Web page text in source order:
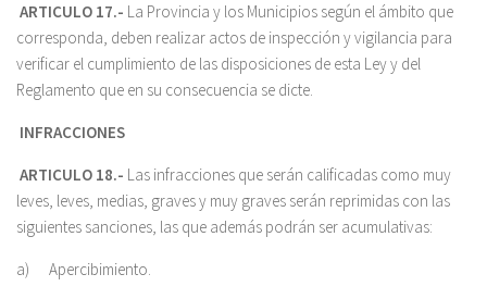
ARTICULO 17.- La Provincia y los Municipios según el ámbito que
corresponda, deben realizar actos de inspección y vigilancia para
verificar el cumplimiento de las disposiciones de esta Ley y del
Reglamento que en su consecuencia se dicte.
INFRACCIONES
ARTICULO 18.- Las infracciones que serán calificadas como muy
leves, leves, medias, graves y muy graves serán reprimidas con las
siguientes sanciones, las que además podrán ser acumulativas:
a) Apercibimiento.